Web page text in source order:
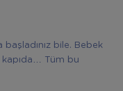
bile. Bebek
kapıda… Tüm bu